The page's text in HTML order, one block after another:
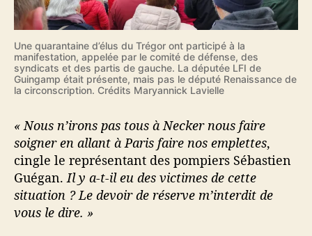
Une quarantaine d’élus du Trégor ont participé à la
manifestation, appelée par le comité de défense, des
syndicats et des partis de gauche. La députée LFI de
Guingamp était présente, mais pas le député Renaissance de
la circonscription. Crédits Maryannick Lavielle
« Nous n’irons pas tous à Necker nous faire
soigner en allant à Paris faire nos emplettes,
cingle le représentant des pompiers Sébastien
Guégan. Il y a-t-il eu des victimes de cette
situation ? Le devoir de réserve m’interdit de
vous le dire. »